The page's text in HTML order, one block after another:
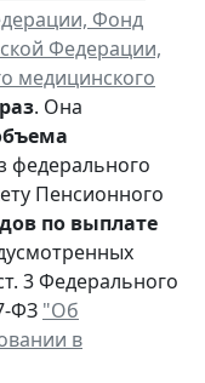
Фонд
Федерации,
медицинского
. Она
федерального
Пенсионного
по выплате
3 Федерального
ФЗ "Об
в